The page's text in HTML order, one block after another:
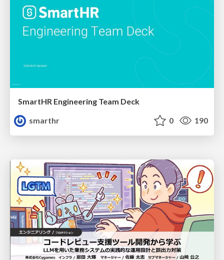
SmartHR Engineering Team Deck
smarthr
0 190